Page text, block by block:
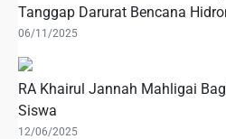
Tanggap Darurat Bencana
06/11/2025
RA Khairul Jannah Mahligai
Siswa
12/06/2025